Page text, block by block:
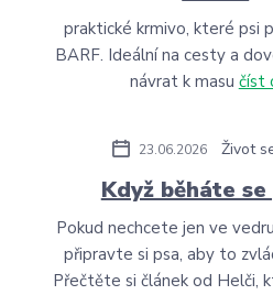
praktické krmivo, které psi
BARF. Ideální na cesty a
návrat k masu číst
23.06.2026 Život
Když běháte se
Pokud nechcete jen ve
připravte si psa, aby to
Přečtěte si článek od Helči,